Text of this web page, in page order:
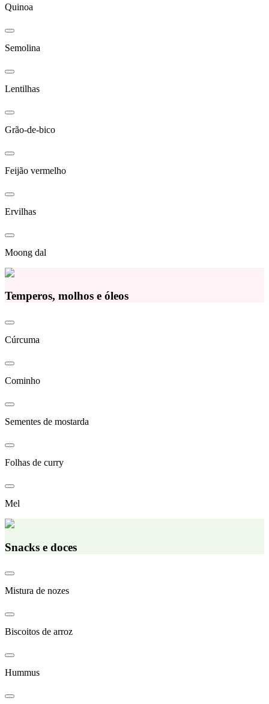
Quinoa
Semolina
Lentilhas
Grão-de-bico
Feijão vermelho
Ervilhas
Moong dal
Temperos, molhos e óleos
Cúrcuma
Cominho
Sementes de mostarda
Folhas de curry
Mel
Snacks e doces
Mistura de nozes
Biscoitos de arroz
Hummus